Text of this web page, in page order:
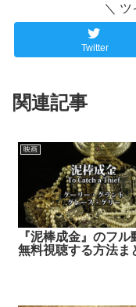
＼ ツ
Twitter
関連記事
映画
『泥棒成金』のフル
無料視聴する方法ま